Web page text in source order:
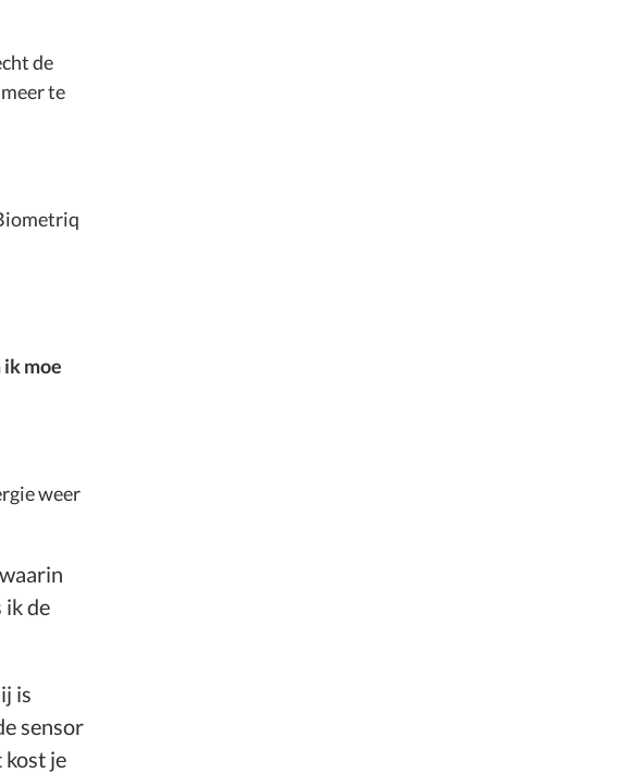
de
te
moe
weer
ik de
is
sensor
kost je